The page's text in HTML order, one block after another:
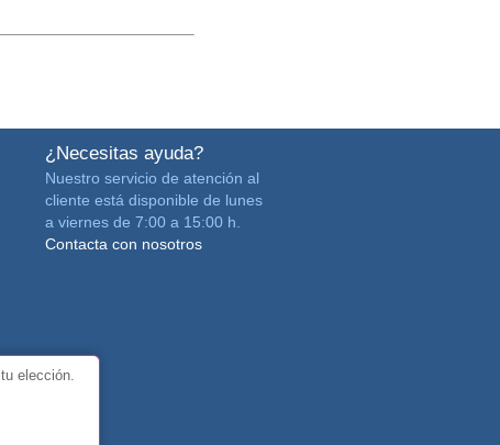
¿Necesitas ayuda?
Nuestro servicio de atención al
cliente está disponible de lunes
a viernes de 7:00 a 15:00 h.
Contacta con nosotros
tu elección.